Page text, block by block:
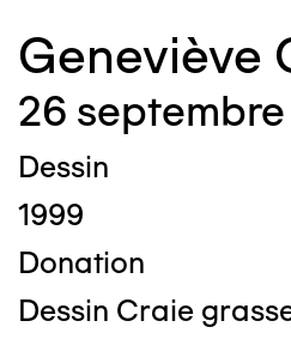
Geneviève
26 septembre
Dessin
1999
Donation
Dessin Craie